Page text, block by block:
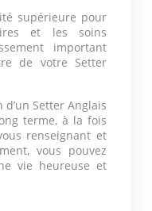
supérieure pour
et les soins
important
de votre Setter
d’un Setter Anglais
terme, à la fois
renseignant et
vous pouvez
vie heureuse et